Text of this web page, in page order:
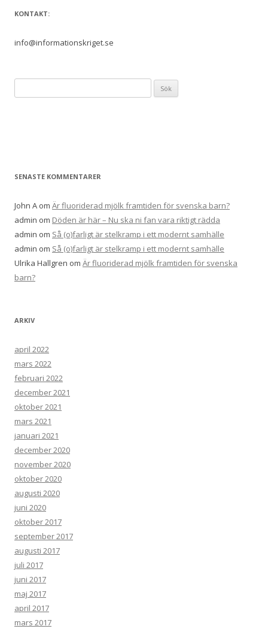
KONTAKT:
info@informationskriget.se
ö
e
:
SENASTE KOMMENTARER
John A om Är fluoriderad mjölk framtiden för svenska barn?
admin om Döden är här – Nu ska ni fan vara riktigt rädda
admin om Så (o)farligt är stelkramp i ett modernt samhälle
admin om Så (o)farligt är stelkramp i ett modernt samhälle
Ulrika Hallgren om Är fluoriderad mjölk framtiden för svenska
barn?
ARKIV
april 2022
mars 2022
februari 2022
december 2021
oktober 2021
mars 2021
januari 2021
december 2020
november 2020
oktober 2020
augusti 2020
juni 2020
oktober 2017
september 2017
augusti 2017
juli 2017
juni 2017
maj 2017
april 2017
mars 2017